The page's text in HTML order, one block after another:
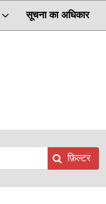
सूचना का अधिकार
फ़िल्टर